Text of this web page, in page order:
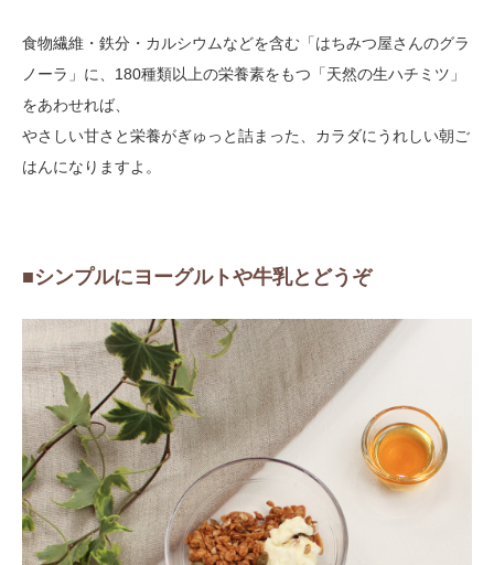
食物繊維・鉄分・カルシウムなどを含む「はちみつ屋さんのグラ
ノーラ」に、180種類以上の栄養素をもつ「天然の生ハチミツ」
をあわせれば、
やさしい甘さと栄養がぎゅっと詰まった、カラダにうれしい朝ご
はんになりますよ。
■シンプルにヨーグルトや牛乳とどうぞ